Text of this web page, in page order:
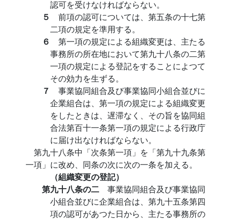
認可を受けなければならない。
５ 前項の認可については、第五条の十七第
二項の規定を準用する。
６ 第一項の規定による組織変更は、主たる
事務所の所在地において第九十八条の二第
一項の規定による登記をすることによつて
その効力を生ずる。
７ 事業協同組合及び事業協同小組合並びに
企業組合は、第一項の規定による組織変更
をしたときは、遅滞なく、その旨を協同組
合法第百十一条第一項の規定による行政庁
に届け出なければならない。
第九十八条中「次条第一項」を「第九十九条第
一項」に改め、同条の次に次の一条を加える。
（組織変更の登記）
第九十八条の二 事業協同組合及び事業協同
小組合並びに企業組合は、第九十五条第四
項の認可があつた日から、主たる事務所の